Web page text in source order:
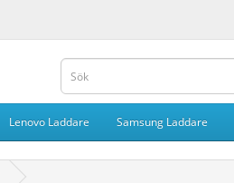
Lenovo Laddare Samsung Laddare